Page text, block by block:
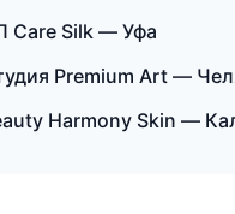
Care Silk — Уфа
Premium Art —
Harmony Skin —